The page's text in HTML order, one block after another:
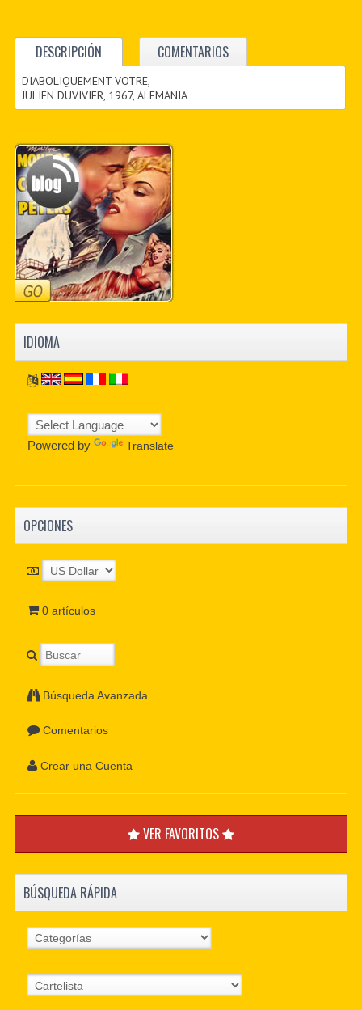
DESCRIPCIÓN COMENTARIOS
DIABOLIQUEMENT VOTRE,
JULIEN DUVIVIER, 1967, ALEMANIA
IDIOMA
Powered by Translate
OPCIONES
0 artículos
Búsqueda Avanzada
Comentarios
Crear una Cuenta
VER FAVORITOS
BÚSQUEDA RÁPIDA